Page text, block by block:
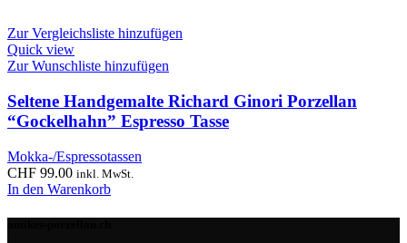
Zur Vergleichsliste hinzufügen
Quick view
Zur Wunschliste hinzufügen
Seltene Handgemalte Richard Ginori Porzellan
“Gockelhahn” Espresso Tasse
Mokka-/Espressotassen
CHF 99.00 inkl. MwSt.
In den Warenkorb